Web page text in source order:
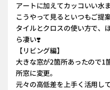
アートに加えてカッコいい水
こうやって見るといつもご提
タイルとクロスの使い方で、
ら凄い❣️
【リビング編】
大きな窓が2箇所あったので1
所窓に変更。
元々の高低差を上手く活用し